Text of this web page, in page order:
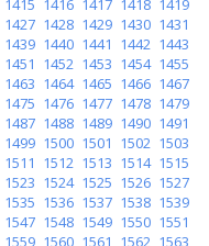
1415 1416 1417 1418 1419
1427 1428 1429 1430 1431
1439 1440 1441 1442 1443
1451 1452 1453 1454 1455
1463 1464 1465 1466 1467
1475 1476 1477 1478 1479
1487 1488 1489 1490 1491
1499 1500 1501 1502 1503
1511 1512 1513 1514 1515
1523 1524 1525 1526 1527
1535 1536 1537 1538 1539
1547 1548 1549 1550 1551
1559 1560 1561 1562 1563